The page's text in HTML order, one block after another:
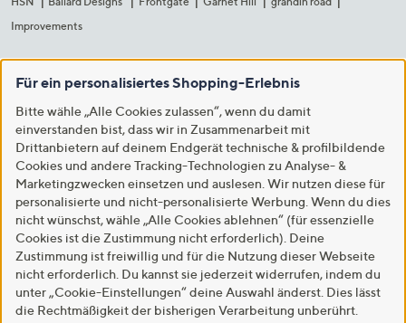
Improvements
Für ein personalisiertes Shopping-Erlebnis
Bitte wähle „Alle Cookies zulassen“, wenn du damit
einverstanden bist, dass wir in Zusammenarbeit mit
Drittanbietern auf deinem Endgerät technische & profilbildende
Cookies und andere Tracking-Technologien zu Analyse- &
Marketingzwecken einsetzen und auslesen. Wir nutzen diese für
personalisierte und nicht-personalisierte Werbung. Wenn du dies
nicht wünschst, wähle „Alle Cookies ablehnen“ (für essenzielle
Cookies ist die Zustimmung nicht erforderlich). Deine
Zustimmung ist freiwillig und für die Nutzung dieser Webseite
nicht erforderlich. Du kannst sie jederzeit widerrufen, indem du
unter „Cookie-Einstellungen“ deine Auswahl änderst. Dies lässt
die Rechtmäßigkeit der bisherigen Verarbeitung unberührt.